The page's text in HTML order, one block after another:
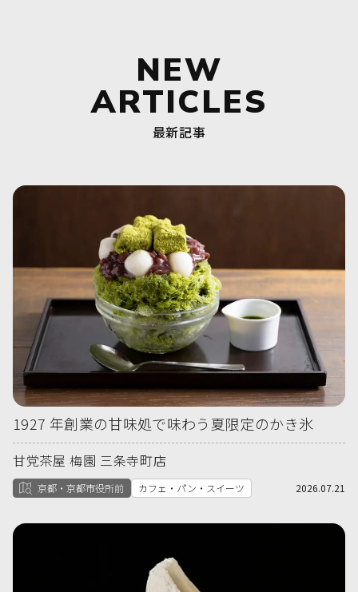
NEW
ARTICLES
最新記事
1927 年創業の甘味処で味わう夏限定のかき氷
甘党茶屋 梅園 三条寺町店
京都・京都市役所前 カフェ・パン・スイーツ 2026.07.21